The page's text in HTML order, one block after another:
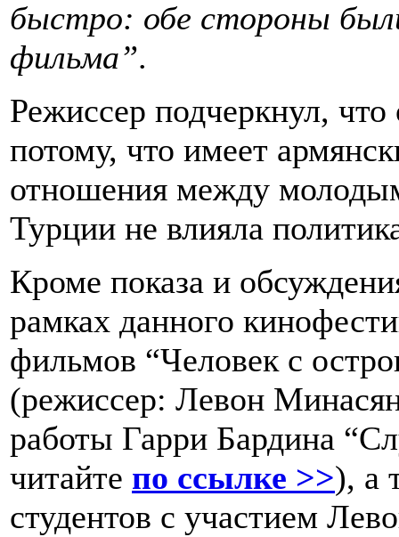
быстро: обе стороны
фильма”.
Режиссер подчеркнул,
потому, что имеет
отношения между
Турции не влияла
Кроме показа и
рамках данного
фильмов “Человек с
(режиссер: Левон
работы Гарри Бардина
читайте по ссылке >>), а
студентов с участием